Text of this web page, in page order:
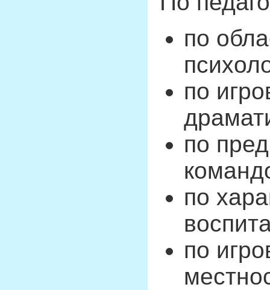
по
по
по
по
по